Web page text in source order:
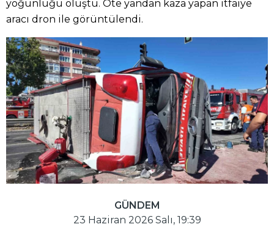
yoğunluğu oluştu. Öte yandan kaza yapan itfaiye
aracı dron ile görüntülendi.
GÜNDEM
23 Haziran 2026 Salı, 19:39